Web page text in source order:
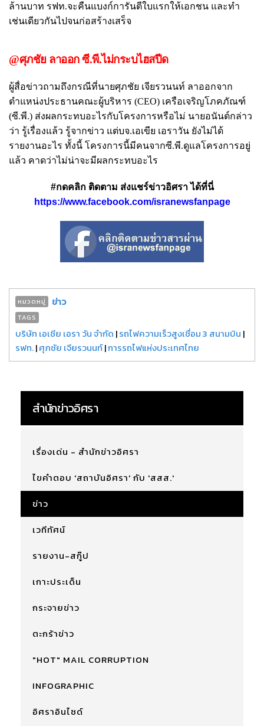
ล้านบาท รฟท.จะคืนแบงก์การันตีใบแรกให้เอกชน และทำ
เช่นเดียวกันไปจนก่อสร้างเสร็จ
@ศุภชัย ลาออก ซี.พี.ไม่กระบไฮสปีด
ผู้สื่อข่าวถามถึงกรณีที่นายศุภชัย เจียรวนนท์ ลาออกจาก
ตำแหน่งประธานคณะผู้บริหาร (CEO) เครือเจริญโภคภัณฑ์
(ซี.พี.) ส่งผลกระทบอะไรกับโครงการหรือไม่ นายอนันต์กล่าว
ว่า รู้เรื่องแล้ว รู้จากข่าว แต่บจ.เอเขีย เอราวัน ยังไม่ได้
รายงานอะไร ทั้งนี้ โครงการนี้มีคนจากซี.พี.ดูแลโครงการอยู่
แล้ว คาดว่าไม่น่าจะมีผลกระทบอะไร
#กดคลิก ติดตาม ส่งแชร์ข่าวอิศรา ได้ที่นี่
https://www.facebook.com/isranewsfanpage
หมวดหมู่ ข่าว
TAGS
บริษัท เอเชีย เอรา วัน จำกัด |รถไฟความเร็วสูงเชื่อม 3 สนามบิน |
รฟท.|ศุภชัย เจียรวนนท์|การรถไฟแห่งประเทศไทย
สำนักข่าวอิศรา
เรื่องเด่น - สำนักข่าวอิศรา
ไขคำตอบ 'สถาบันอิศรา' กับ 'สสส.'
ข่าว
เวทีทัศน์
รายงาน-สกู๊ป
เกาะประเด็น
กระจายข่าว
ตะกร้าข่าว
"HOT" MAIL CORRUPTION
INFOGRAPHIC
อิศราอินไซด์